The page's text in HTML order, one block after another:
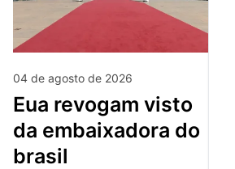
04 de agosto de 2026
eua revogam visto
da embaixadora do
brasil